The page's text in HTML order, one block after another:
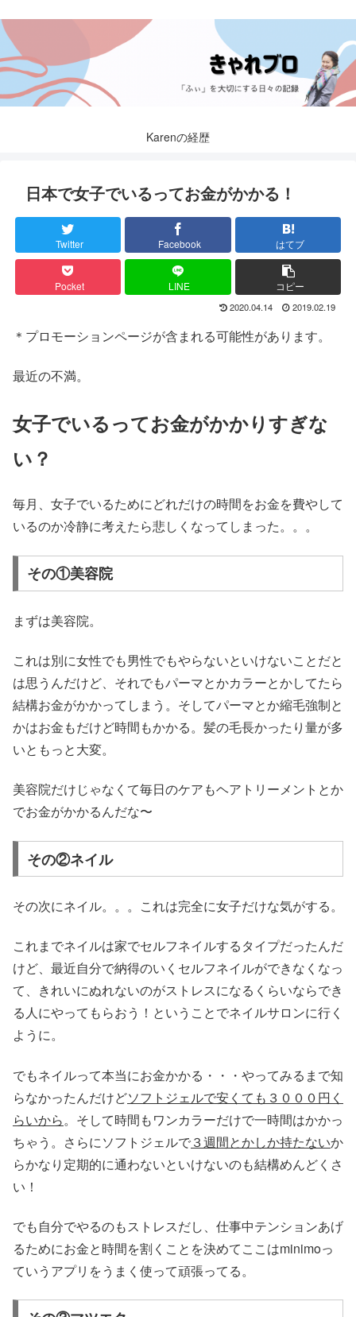
Karenの経歴
日本で女子でいるってお金がかかる！
Twitter Facebook はてブ
Pocket LINE コピー
2020.04.14 2019.02.19
＊プロモーションページが含まれる可能性があります。
最近の不満。
女子でいるってお金がかかりすぎな
い？
毎月、女子でいるためにどれだけの時間をお金を費やして
いるのか冷静に考えたら悲しくなってしまった。。。
その①美容院
まずは美容院。
これは別に女性でも男性でもやらないといけないことだと
は思うんだけど、それでもパーマとかカラーとかしてたら
結構お金がかかってしまう。そしてパーマとか縮毛強制と
かはお金もだけど時間もかかる。髪の毛長かったり量が多
いともっと大変。
美容院だけじゃなくて毎日のケアもヘアトリーメントとか
でお金がかかるんだな〜
その②ネイル
その次にネイル。。。これは完全に女子だけな気がする。
これまでネイルは家でセルフネイルするタイプだったんだ
けど、最近自分で納得のいくセルフネイルができなくなっ
て、きれいにぬれないのがストレスになるくらいならでき
る人にやってもらおう！ということでネイルサロンに行く
ように。
でもネイルって本当にお金かかる・・・やってみるまで知
らなかったんだけどソフトジェルで安くても３０００円く
らいから。そして時間もワンカラーだけで一時間はかかっ
ちゃう。さらにソフトジェルで３週間とかしか持たないか
らかなり定期的に通わないといけないのも結構めんどくさ
い！
でも自分でやるのもストレスだし、仕事中テンションあげ
るためにお金と時間を割くことを決めてここはminimoっ
ていうアプリをうまく使って頑張ってる。